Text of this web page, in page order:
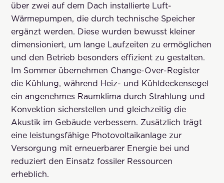
über zwei auf dem Dach installierte Luft-
Wärmepumpen, die durch technische Speicher
ergänzt werden. Diese wurden bewusst kleiner
dimensioniert, um lange Laufzeiten zu ermöglichen
und den Betrieb besonders effizient zu gestalten.
Im Sommer übernehmen Change-Over-Register
die Kühlung, während Heiz- und Kühldeckensegel
ein angenehmes Raumklima durch Strahlung und
Konvektion sicherstellen und gleichzeitig die
Akustik im Gebäude verbessern. Zusätzlich trägt
eine leistungsfähige Photovoltaikanlage zur
Versorgung mit erneuerbarer Energie bei und
reduziert den Einsatz fossiler Ressourcen
erheblich.